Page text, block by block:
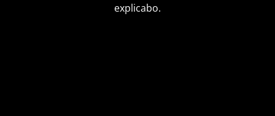
explicabo.